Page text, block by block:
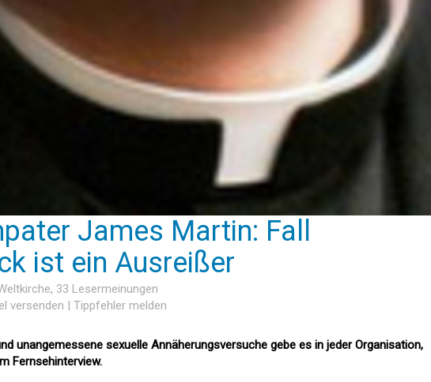
James Martin: Fall
ist ein Ausreißer
, 33 Lesermeinungen
versenden | Tippfehler melden
unangemessene sexuelle Annäherungsversuche gebe es in jeder Organisation,
Fernsehinterview.